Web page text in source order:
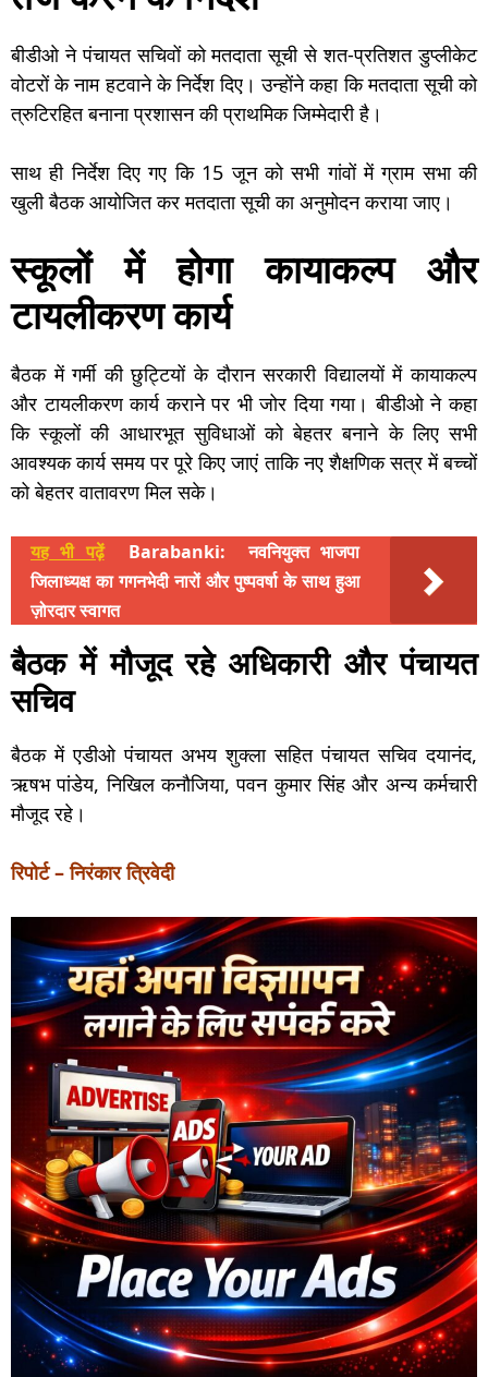
बीडीओ ने पंचायत सचिवों को मतदाता सूची से शत-प्रतिशत डुप्लीकेट
वोटरों के नाम हटवाने के निर्देश दिए। उन्होंने कहा कि मतदाता सूची को
त्रुटिरहित बनाना प्रशासन की प्राथमिक जिम्मेदारी है।
साथ ही निर्देश दिए गए कि 15 जून को सभी गांवों में ग्राम सभा की
खुली बैठक आयोजित कर मतदाता सूची का अनुमोदन कराया जाए।
स्कूलों में होगा कायाकल्प और
टायलीकरण कार्य
बैठक में गर्मी की छुट्टियों के दौरान सरकारी विद्यालयों में कायाकल्प
और टायलीकरण कार्य कराने पर भी जोर दिया गया। बीडीओ ने कहा
कि स्कूलों की आधारभूत सुविधाओं को बेहतर बनाने के लिए सभी
आवश्यक कार्य समय पर पूरे किए जाएं ताकि नए शैक्षणिक सत्र में बच्चों
को बेहतर वातावरण मिल सके।
यह भी पढ़ें
Barabanki: नवनियुक्त भाजपा
जिलाध्यक्ष का गगनभेदी नारों और पुष्पवर्षा के साथ हुआ
ज़ोरदार स्वागत
बैठक में मौजूद रहे अधिकारी और पंचायत
सचिव
बैठक में एडीओ पंचायत अभय शुक्ला सहित पंचायत सचिव दयानंद,
ऋषभ पांडेय, निखिल कनौजिया, पवन कुमार सिंह और अन्य कर्मचारी
मौजूद रहे।
रिपोर्ट – निरंकार त्रिवेदी